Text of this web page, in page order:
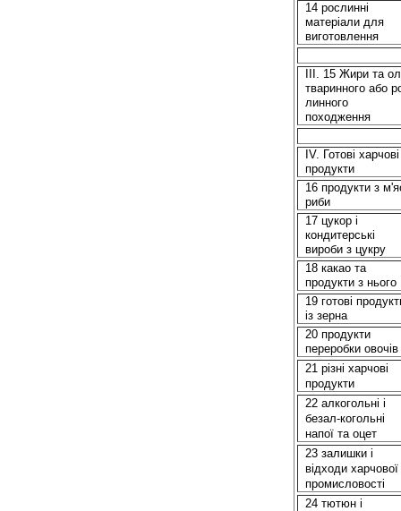
14 рослинні
матеріали для
виготовлення
ІІІ. 15 Жири та
тваринного або
линного
походження
IV. Готові харчові
продукти
16 продукти з
риби
17 цукор і
кондитерські
вироби з цукру
18 какао та
продукти з нього
19 готові
із зерна
20 продукти
переробки овочів
21 різні харчові
продукти
22 алкогольні і
безал-когольні
напої та оцет
23 залишки і
відходи харчової
промисловості
24 тютюн і